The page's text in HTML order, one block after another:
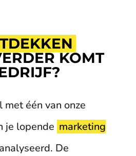
KOMT
met één van onze
je lopende marketing
De